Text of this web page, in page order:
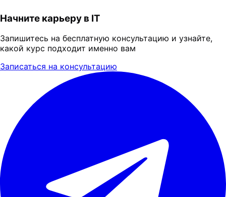
Начните карьеру в IT
Запишитесь на бесплатную консультацию и узнайте,
какой курс подходит именно вам
Записаться на консультацию